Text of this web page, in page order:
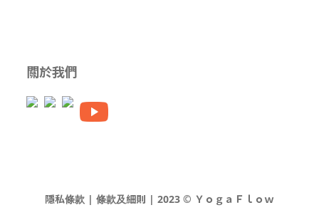
關於我們
隱私條款 | 條款及細則 | 2023 © ＹｏｇａＦｌｏｗ